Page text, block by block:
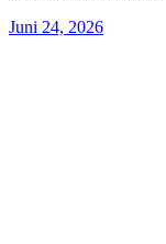
Juni 24, 2026